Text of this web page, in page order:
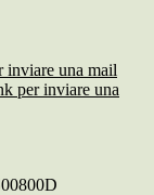
inviare una mail
per inviare una